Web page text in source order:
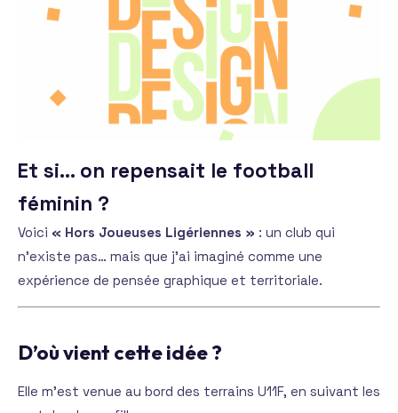
Et si… on repensait le football
féminin ?
Voici « Hors Joueuses Ligériennes » : un club qui
n’existe pas… mais que j’ai imaginé comme une
expérience de pensée graphique et territoriale.
D’où vient cette idée ?
Elle m’est venue au bord des terrains U11F, en suivant les